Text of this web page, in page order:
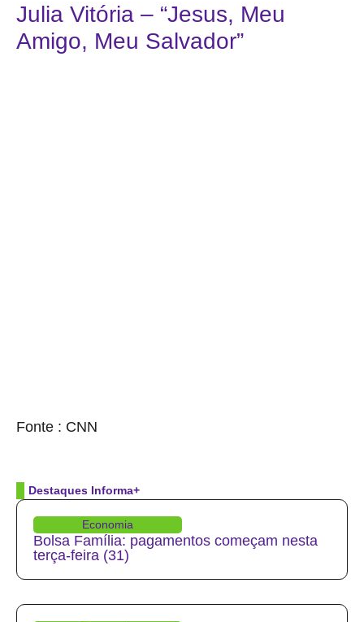
Julia Vitória – “Jesus, Meu
Amigo, Meu Salvador”
Fonte : CNN
Destaques Informa+
Economia
Bolsa Família: pagamentos começam nesta
terça-feira (31)